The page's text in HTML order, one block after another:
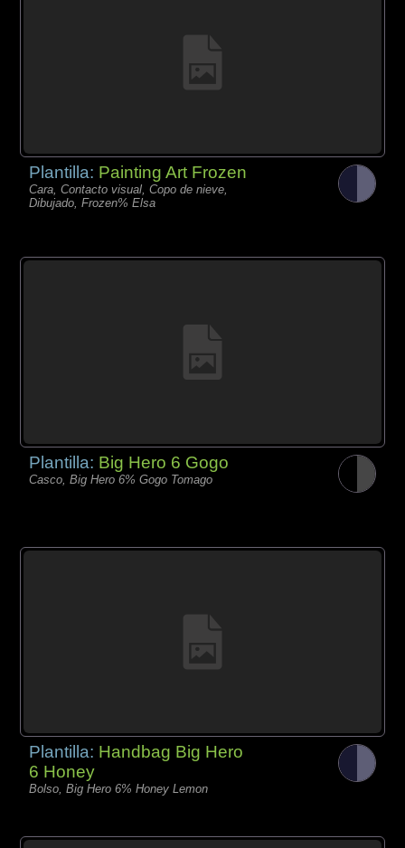
Plantilla: Painting Art Frozen
Cara, Contacto visual, Copo de nieve,
Dibujado, Frozen% Elsa
Plantilla: Big Hero 6 Gogo
Casco, Big Hero 6% Gogo Tomago
Plantilla: Handbag Big Hero
6 Honey
Bolso, Big Hero 6% Honey Lemon